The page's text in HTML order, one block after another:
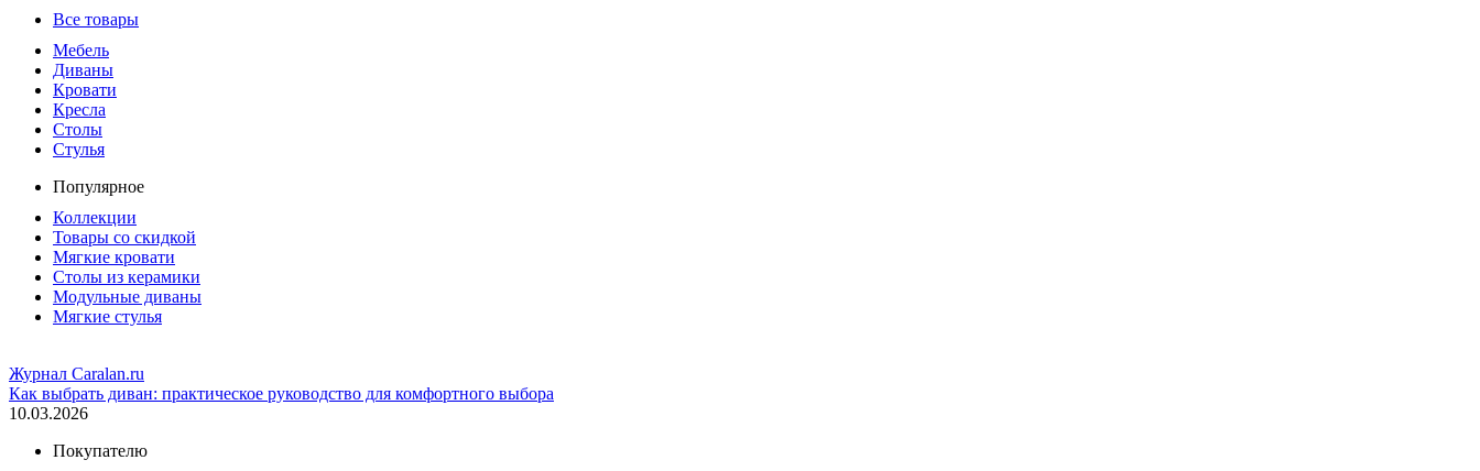
Все товары
Мебель
Диваны
Кровати
Кресла
Столы
Стулья
Популярное
Коллекции
Товары со скидкой
Мягкие кровати
Столы из керамики
Модульные диваны
Мягкие стулья
Журнал Caralan.ru
Как выбрать диван: практическое руководство для комфортного выбора
10.03.2026
Покупателю